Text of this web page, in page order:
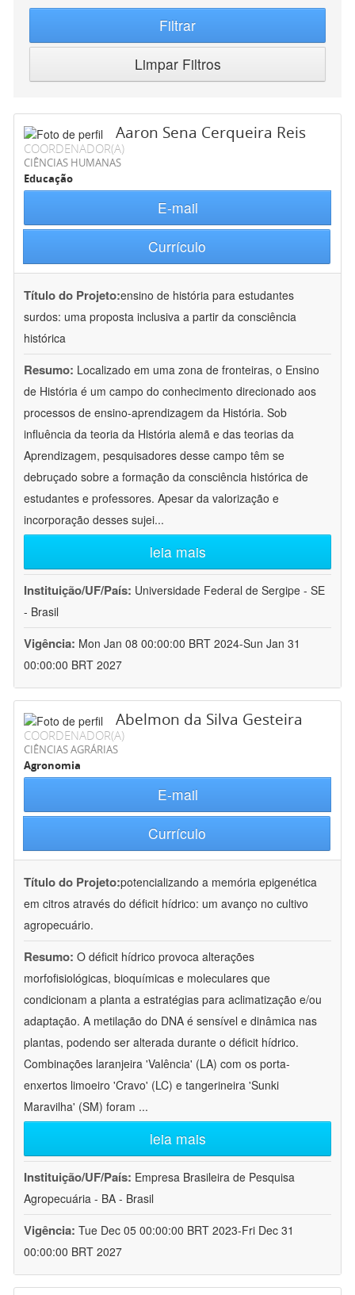
Filtrar
Limpar Filtros
Aaron Sena Cerqueira Reis
COORDENADOR(A)
CIÊNCIAS HUMANAS
Educação
E-mail
Currículo
Título do Projeto:ensino de história para estudantes
surdos: uma proposta inclusiva a partir da consciência
histórica
Resumo: Localizado em uma zona de fronteiras, o Ensino
de História é um campo do conhecimento direcionado aos
processos de ensino-aprendizagem da História. Sob
influência da teoria da História alemã e das teorias da
Aprendizagem, pesquisadores desse campo têm se
debruçado sobre a formação da consciência histórica de
estudantes e professores. Apesar da valorização e
incorporação desses sujei...
leia mais
Instituição/UF/País: Universidade Federal de Sergipe - SE
- Brasil
Vigência: Mon Jan 08 00:00:00 BRT 2024-Sun Jan 31
00:00:00 BRT 2027
Abelmon da Silva Gesteira
COORDENADOR(A)
CIÊNCIAS AGRÁRIAS
Agronomia
E-mail
Currículo
Título do Projeto:potencializando a memória epigenética
em citros através do déficit hídrico: um avanço no cultivo
agropecuário.
Resumo: O déficit hídrico provoca alterações
morfofisiológicas, bioquímicas e moleculares que
condicionam a planta a estratégias para aclimatização e/ou
adaptação. A metilação do DNA é sensível e dinâmica nas
plantas, podendo ser alterada durante o déficit hídrico.
Combinações laranjeira 'Valência' (LA) com os porta-
enxertos limoeiro 'Cravo' (LC) e tangerineira 'Sunki
Maravilha' (SM) foram ...
leia mais
Instituição/UF/País: Empresa Brasileira de Pesquisa
Agropecuária - BA - Brasil
Vigência: Tue Dec 05 00:00:00 BRT 2023-Fri Dec 31
00:00:00 BRT 2027